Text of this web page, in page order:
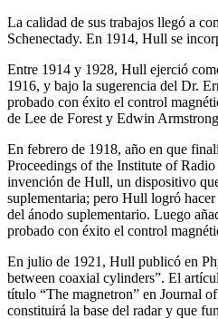
La calidad de sus trabajos llegó a
Schenectady. En 1914, Hull se
Entre 1914 y 1928, Hull ejerció
1916, y bajo la sugerencia del Dr.
probado con éxito el control
de Lee de Forest y Edwin
En febrero de 1918, año en que
Proceedings of the Institute of
invención de Hull, un dispositivo
suplementaria; pero Hull logró
del ánodo suplementario. Luego
probado con éxito el control
En julio de 1921, Hull publicó en
between coaxial cylinders”. El
título “The magnetron” en Journal
constituirá la base del radar y que